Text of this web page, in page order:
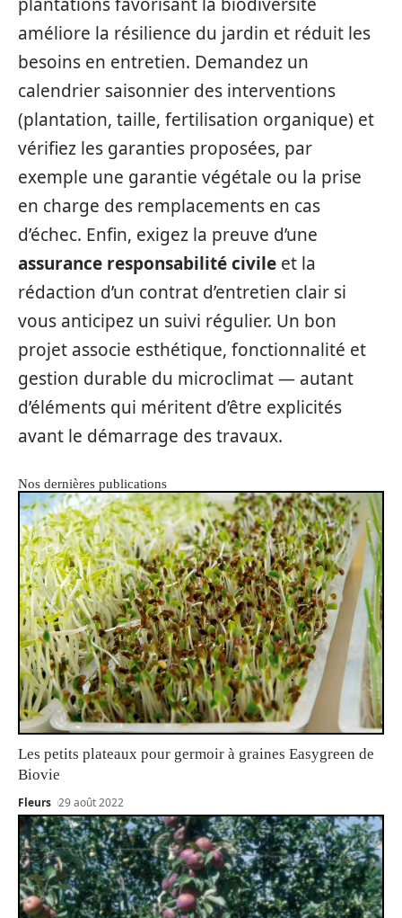
améliore la résilience du jardin et réduit les
besoins en entretien. Demandez un
calendrier saisonnier des interventions
(plantation, taille, fertilisation organique) et
vérifiez les garanties proposées, par
exemple une garantie végétale ou la prise
en charge des remplacements en cas
d’échec. Enfin, exigez la preuve d’une
assurance responsabilité civile et la
rédaction d’un contrat d’entretien clair si
vous anticipez un suivi régulier. Un bon
projet associe esthétique, fonctionnalité et
gestion durable du microclimat — autant
d’éléments qui méritent d’être explicités
avant le démarrage des travaux.
Nos dernières publications
Les petits plateaux pour germoir à graines Easygreen de
Biovie
Fleurs 29 août 2022